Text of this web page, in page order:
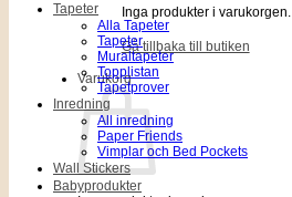
Inga produkter i varukorgen.
Gå tillbaka till butiken
Varukorg
Tapeter
Alla Tapeter
Tapeter
Muraltapeter
Topplistan
Tapetprover
Inredning
All inredning
Paper Friends
Vimplar och Bed Pockets
Wall Stickers
Babyprodukter